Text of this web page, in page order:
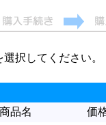
択してください。
商品名 価